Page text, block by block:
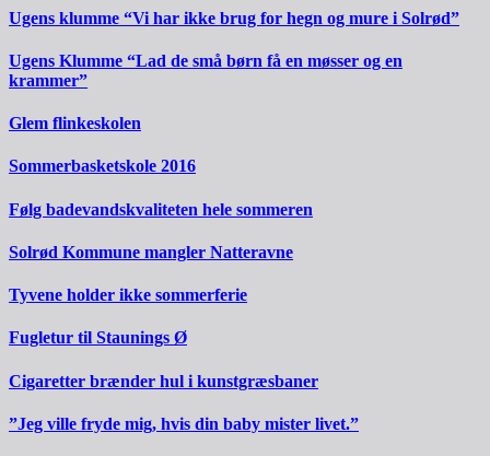
Ugens klumme “Vi har ikke brug for hegn og mure i Solrød”
Ugens Klumme “Lad de små børn få en møsser og en
krammer”
Glem flinkeskolen
Sommerbasketskole 2016
Følg badevandskvaliteten hele sommeren
Solrød Kommune mangler Natteravne
Tyvene holder ikke sommerferie
Fugletur til Staunings Ø
Cigaretter brænder hul i kunstgræsbaner
”Jeg ville fryde mig, hvis din baby mister livet.”